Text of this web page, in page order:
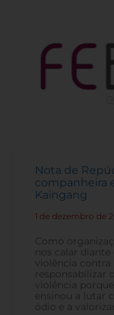
Nota de
companheira
Kaingang
1 de dezembro de
Como
nos calar diante
violência contra
responsabilizar
violência
ensinou a lutar
ódio e a